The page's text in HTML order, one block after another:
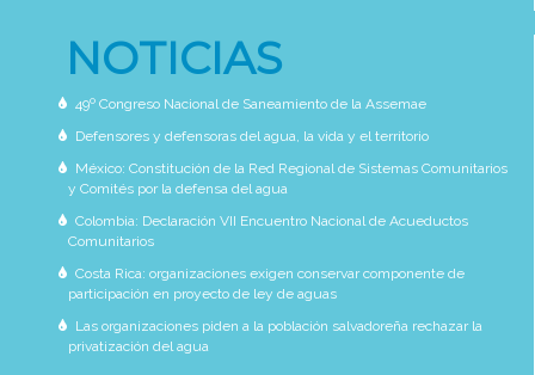
NOTICIAS
49º Congreso Nacional de Saneamiento de la Assemae
Defensores y defensoras del agua, la vida y el territorio
México: Constitución de la Red Regional de Sistemas Comunitarios
y Comités por la defensa del agua
Colombia: Declaración VII Encuentro Nacional de Acueductos
Comunitarios
Costa Rica: organizaciones exigen conservar componente de
participación en proyecto de ley de aguas
Las organizaciones piden a la población salvadoreña rechazar la
privatización del agua